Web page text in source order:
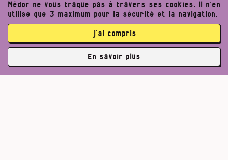
Médor ne vous traque pas à travers ses cookies. Il n’en
utilise que 3 maximum pour la sécurité et la navigation.
j’ai compris
En savoir plus